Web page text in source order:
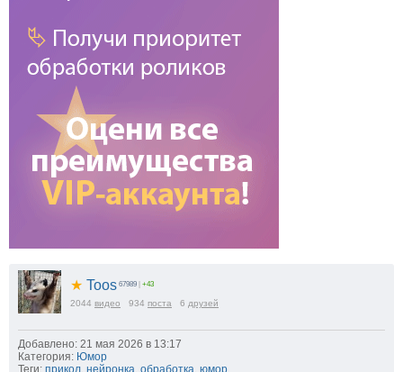
★ Toos 67989 +43
2044 видео 934 поста 6 друзей
Добавлено: 21 мая 2026 в 13:17
Категория: Юмор